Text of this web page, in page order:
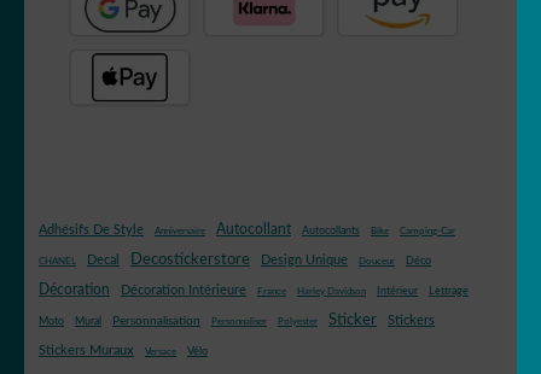
Adhésifs De Style Anniversaire Autocollant Autocollants Bike Camping-Car
CHANEL Decal Decostickerstore Design Unique Douceur Déco
Décoration Décoration Intérieure France Harley Davidson Intérieur Lettrage
Moto Mural Personnalisation Personnaliser Polyester Sticker Stickers
Stickers Muraux Versace Vélo